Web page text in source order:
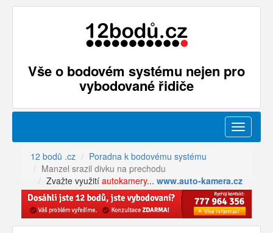
Vše o bodovém systému nejen pro
vybodované řidiče
Menu
12 bodů .cz
Poradna k bodovému systému
Manzel srazil divku na prechodu
Zvažte využití autokamery... www.auto-kamera.cz